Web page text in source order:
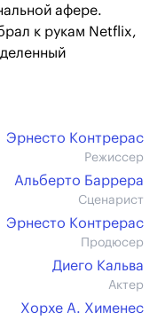
афере.
к рукам Netflix,
Эрнесто Контрерас
Режиссер
Альберто Баррера
Сценарист
Эрнесто Контрерас
Продюсер
Диего Кальва
Актер
Хорхе А. Хименес